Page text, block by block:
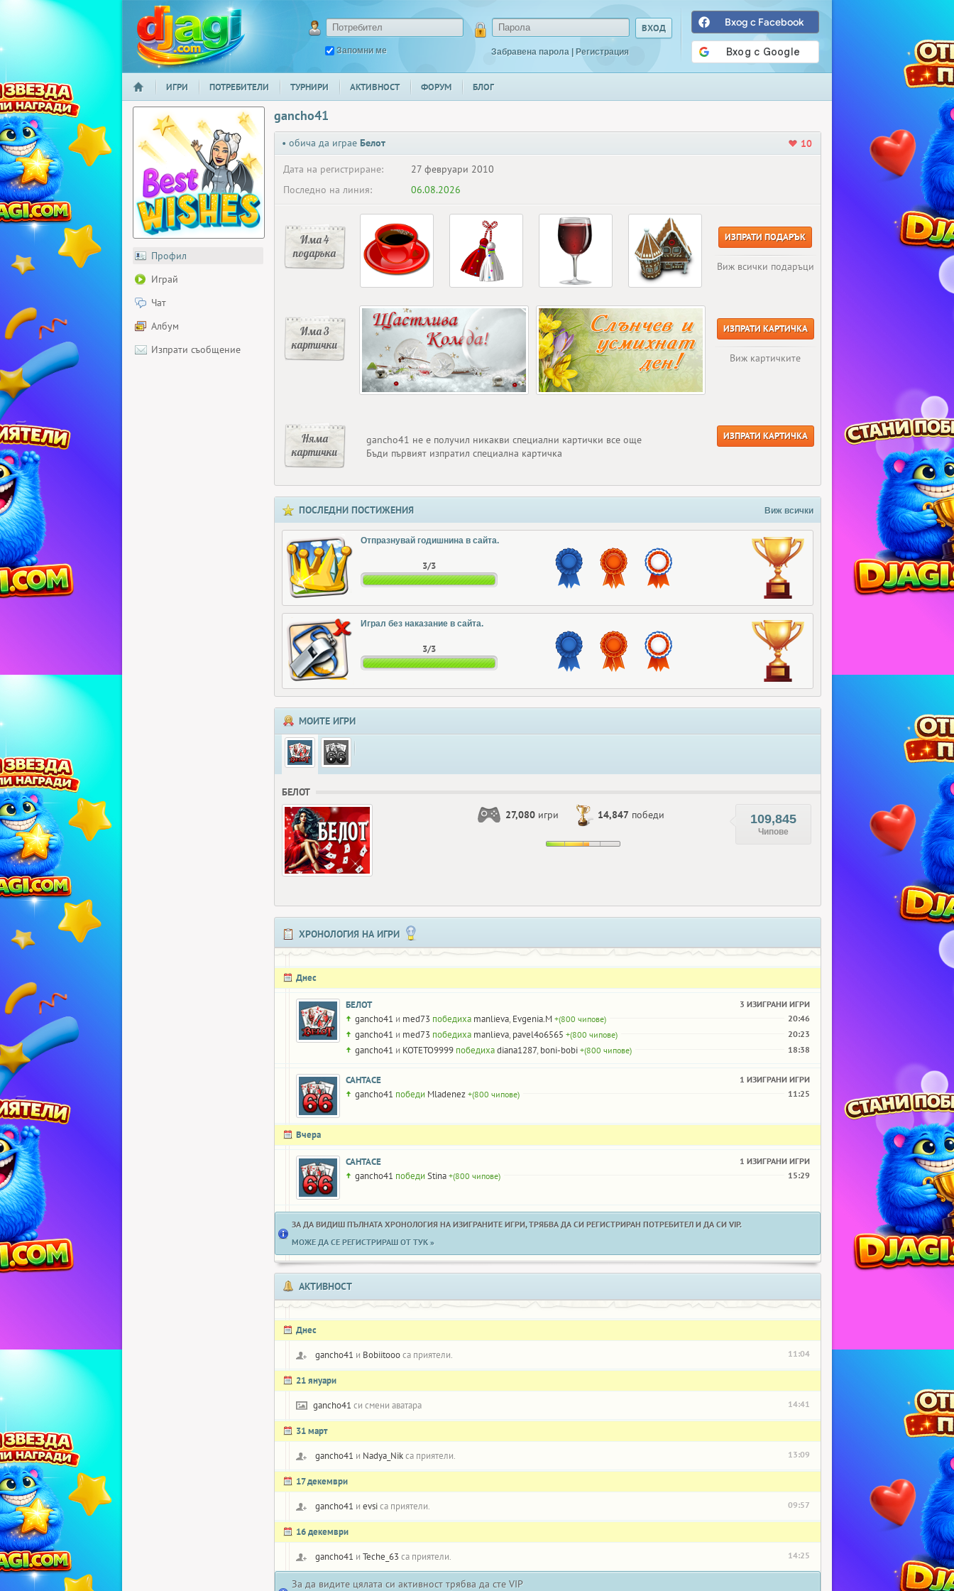
djagi.com
Запомни ме Забравена парола | Регистрация
Вход с Facebook
НАЧАЛО
ИГРИ ПОТРЕБИТЕЛИ ТУРНИРИ АКТИВНОСТ ФОРУМ БЛОГ
Профил
Играй
Чат
Албум
Изпрати съобщение
gancho41
• обича да играе Белот
10
Дата на регистриране:
27 февруари 2010
Последно на линия:
06.08.2026
Има 4
подаръка
ИЗПРАТИ ПОДАРЪК
Виж всички подаръци
Има 3
картички
ИЗПРАТИ КАРТИЧКА
Виж картичките
Няма
картички
gancho41 не е получил никакви специални картички все още
Бъди първият изпратил специална картичка
ИЗПРАТИ КАРТИЧКА
ПОСЛЕДНИ ПОСТИЖЕНИЯ Виж всички
Отпразнувай годишнина в сайта.
3/3
Играл без наказание в сайта.
3/3
МОИТЕ ИГРИ
БЕЛОТ
27,080 игри 14,847 победи 109,845
Чипове
ХРОНОЛОГИЯ НА ИГРИ
Днес
БЕЛОТ 3 ИЗИГРАНИ ИГРИ
gancho41 и med73 победиха manlieva, Evgenia.M +(800 чипове) 20:46
gancho41 и med73 победиха manlieva, pavel4o6565 +(800 чипове) 20:23
gancho41 и KOTETO9999 победихаdiana1287, boni-bobi +(800 чипове) 18:38
САНТАСЕ 1 ИЗИГРАНИ ИГРИ
gancho41 победи Mladenez +(800 чипове) 11:25
Вчера
САНТАСЕ 1 ИЗИГРАНИ ИГРИ
gancho41 победи Stina +(800 чипове) 15:29
ЗА ДА ВИДИШ ПЪЛНАТА ХРОНОЛОГИЯ НА ИЗИГРАНИТЕ ИГРИ, ТРЯБВА ДА СИ РЕГИСТРИРАН ПОТРЕБИТЕЛ И ДА СИ VIP.
МОЖЕ ДА СЕ РЕГИСТРИРАШ ОТ ТУК »
АКТИВНОСТ
Днес
gancho41 и Bobiitoooса приятели. 11:04
21 януари
gancho41 си смени аватара 14:41
31 март
gancho41 и Nadya_Nikса приятели. 13:09
17 декември
gancho41 и evsiса приятели. 09:57
16 декември
gancho41 и Teche_63 са приятели. 14:25
За да видите цялата си активност трябва да сте VIP